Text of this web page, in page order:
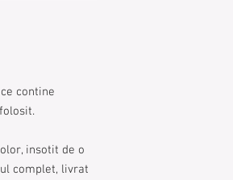
contine
insotit de o
complet, livrat